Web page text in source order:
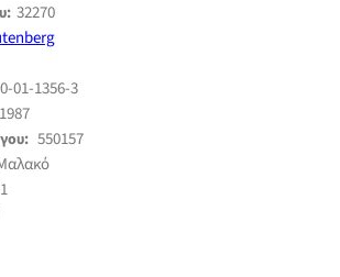
32270
01-1356-3
550157